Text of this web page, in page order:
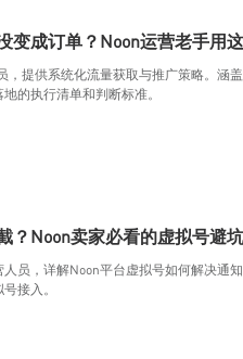
变成订单？Noon运营老手用
，提供系统化流量获取与推广策略。涵
的执行清单和判断标准。
？Noon卖家必看的虚拟号避
员，详解Noon平台虚拟号如何解决通
接入。